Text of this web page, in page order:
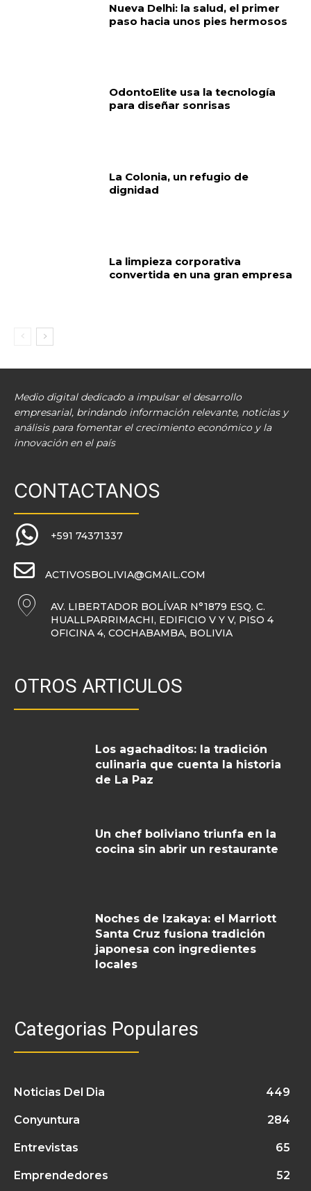
Nueva Delhi: la salud, el primer
paso hacia unos pies hermosos
OdontoElite usa la tecnología
para diseñar sonrisas
La Colonia, un refugio de
dignidad
La limpieza corporativa
convertida en una gran empresa
Medio digital dedicado a impulsar el desarrollo
empresarial, brindando información relevante, noticias y
análisis para fomentar el crecimiento económico y la
innovación en el país
CONTACTANOS
+591 74371337
ACTIVOSBOLIVIA@GMAIL.COM
AV. LIBERTADOR BOLÍVAR N°1879 ESQ. C.
HUALLPARRIMACHI, EDIFICIO V Y V, PISO 4
OFICINA 4, COCHABAMBA, BOLIVIA
OTROS ARTICULOS
Los agachaditos: la tradición
culinaria que cuenta la historia
de La Paz
Un chef boliviano triunfa en la
cocina sin abrir un restaurante
Noches de Izakaya: el Marriott
Santa Cruz fusiona tradición
japonesa con ingredientes
locales
Categorias Populares
Noticias Del Dia 449
Conyuntura 284
Entrevistas 65
Emprendedores 52